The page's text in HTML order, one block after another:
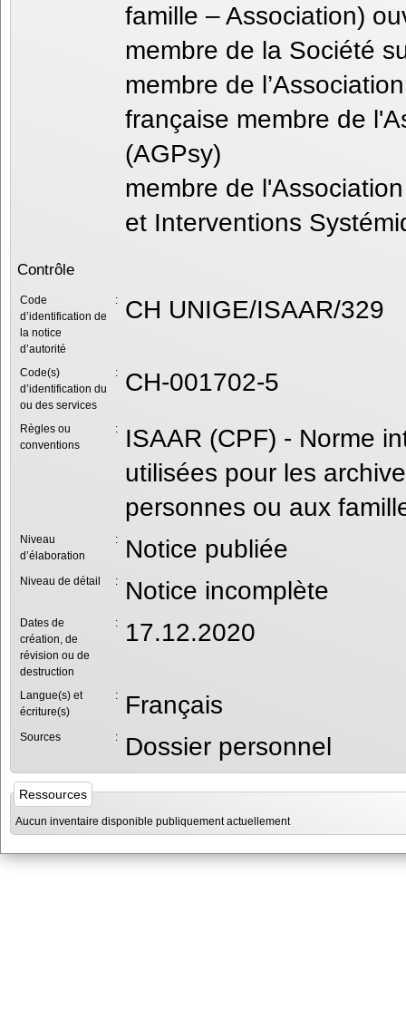
famille – Association)
membre de la Société
membre de
française membre de
(AGPsy)
membre de
et Interventions
Contrôle
Code
d’identification de
la notice
d’autorité
: CH UNIGE/ISAAR/329
Code(s)
d’identification du
ou des services
: CH-001702-5
Règles ou
conventions
:
ISAAR (CPF) - Norme
utilisées pour les
personnes ou aux
Niveau
d’élaboration
: Notice publiée
Niveau de détail : Notice incomplète
Dates de
création, de
révision ou de
destruction
: 17.12.2020
Langue(s) et
écriture(s)
: Français
Sources : Dossier personnel
Ressources
Aucun inventaire disponible publiquement actuellement